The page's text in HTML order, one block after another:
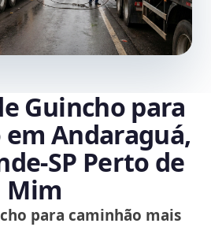
Guincho para
Andaraguá,
Perto de
Mim
para caminhão mais